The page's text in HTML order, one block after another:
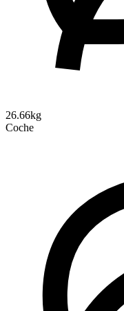
26.66kg
Coche